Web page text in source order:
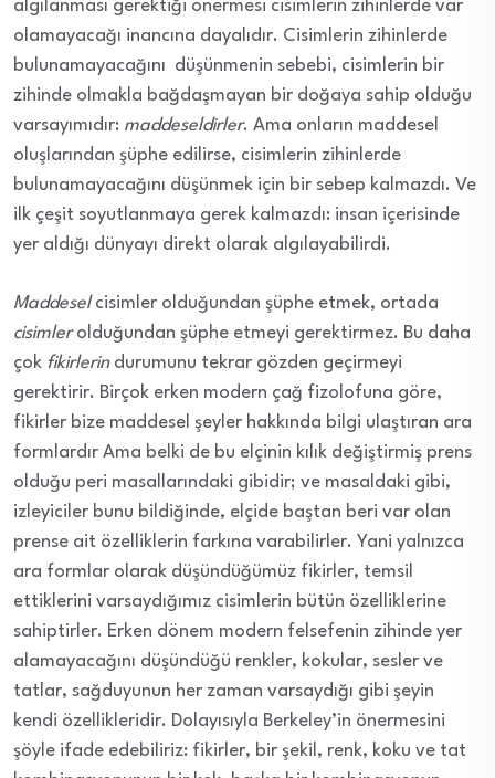
algılanması gerektiği önermesi cisimlerin zihinlerde var
olamayacağı inancına dayalıdır. Cisimlerin zihinlerde
bulunamayacağını düşünmenin sebebi, cisimlerin bir
zihinde olmakla bağdaşmayan bir doğaya sahip olduğu
varsayımıdır: maddeseldirler. Ama onların maddesel
oluşlarından şüphe edilirse, cisimlerin zihinlerde
bulunamayacağını düşünmek için bir sebep kalmazdı. Ve
ilk çeşit soyutlanmaya gerek kalmazdı: insan içerisinde
yer aldığı dünyayı direkt olarak algılayabilirdi.
Maddeselcisimler olduğundan şüphe etmek, ortada
cisimlerolduğundan şüphe etmeyi gerektirmez. Bu daha
çok fikirlerin durumunu tekrar gözden geçirmeyi
gerektirir. Birçok erken modern çağ fizolofuna göre,
fikirler bize maddesel şeyler hakkında bilgi ulaştıran ara
formlardır Ama belki de bu elçinin kılık değiştirmiş prens
olduğu peri masallarındaki gibidir; ve masaldaki gibi,
izleyiciler bunu bildiğinde, elçide baştan beri var olan
prense ait özelliklerin farkına varabilirler. Yani yalnızca
ara formlar olarak düşündüğümüz fikirler, temsil
ettiklerini varsaydığımız cisimlerin bütün özelliklerine
sahiptirler. Erken dönem modern felsefenin zihinde yer
alamayacağını düşündüğü renkler, kokular, sesler ve
tatlar, sağduyunun her zaman varsaydığı gibi şeyin
kendi özellikleridir. Dolayısıyla Berkeley’in önermesini
şöyle ifade edebiliriz: fikirler, bir şekil, renk, koku ve tat